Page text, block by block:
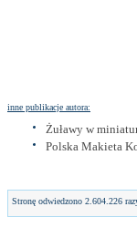
inne publikacje autora:
Żuławy w
Polska Makieta
Stronę odwiedzono 2.604.226